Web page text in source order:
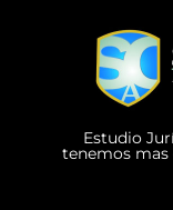
Estudio
tenemos mas